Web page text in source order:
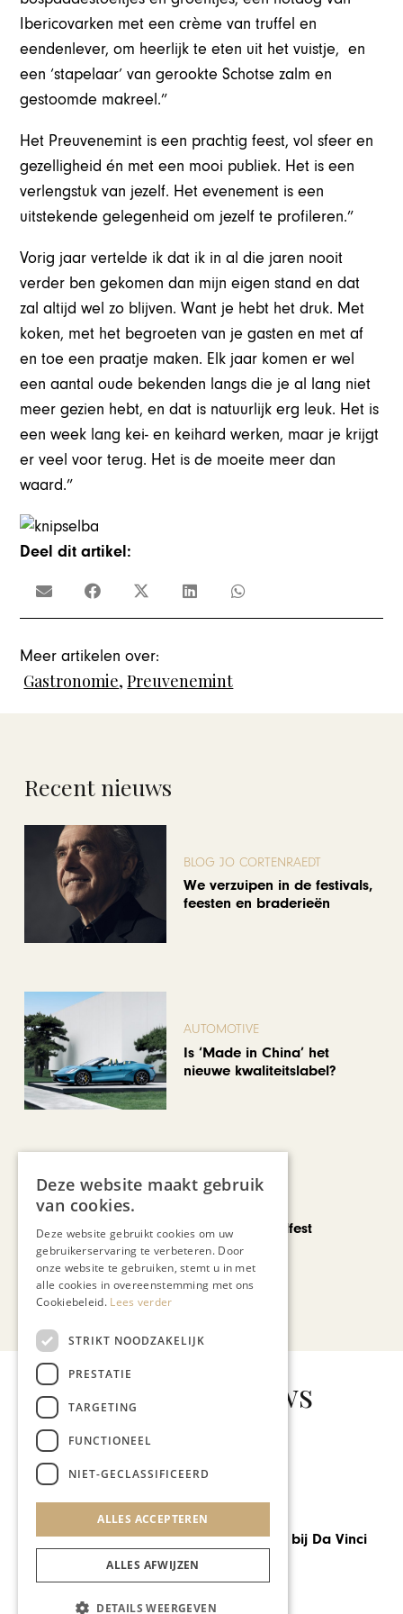
Ibericovarken met een crème van truffel en
eendenlever, om heerlijk te eten uit het vuistje, en
een ‘stapelaar’ van gerookte Schotse zalm en
gestoomde makreel.”
Het Preuvenemint is een prachtig feest, vol sfeer en
gezelligheid én met een mooi publiek. Het is een
verlengstuk van jezelf. Het evenement is een
uitstekende gelegenheid om jezelf te profileren.”
Vorig jaar vertelde ik dat ik in al die jaren nooit
verder ben gekomen dan mijn eigen stand en dat
zal altijd wel zo blijven. Want je hebt het druk. Met
koken, met het begroeten van je gasten en met af
en toe een praatje maken. Elk jaar komen er wel
een aantal oude bekenden langs die je al lang niet
meer gezien hebt, en dat is natuurlijk erg leuk. Het is
een week lang kei- en keihard werken, maar je krijgt
er veel voor terug. Het is de moeite meer dan
waard.”
Deel dit artikel:
Meer artikelen over:
Gastronomie,Preuvenemint
Recent nieuws
BLOG JO CORTENRAEDT
We verzuipen in de festivals,
feesten en braderieën
AUTOMOTIVE
Is ‘Made in China’ het
nieuwe kwaliteitslabel?
Noorbeek Foodfest
Bekijk alle artikelen
Gerelateerd nieuws
Feestje Alliance
Gastronomique bij Da Vinci
Deze website maakt gebruik
van cookies.
Deze website gebruikt cookies om uw
gebruikerservaring te verbeteren. Door
onze website te gebruiken, stemt u in met
alle cookies in overeenstemming met ons
Cookiebeleid. Lees verder
STRIKT NOODZAKELIJK
PRESTATIE
TARGETING
FUNCTIONEEL
NIET-GECLASSIFICEERD
ALLES ACCEPTEREN
ALLES AFWIJZEN
DETAILS WEERGEVEN